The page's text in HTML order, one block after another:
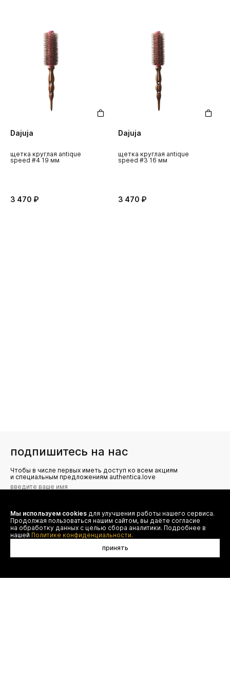
Dajuja
щетка круглая antique
speed #4 19 мм
3 470 ₽
Dajuja
щетка круглая antique
speed #3 16 мм
3 470 ₽
подпишитесь на нас
Чтобы в числе первых иметь доступ ко всем акциям
и специальным предложениям authentica.love
Я даю согласие на сбор, обработку и хранение моих
персональных данных (имя, email, телефон) для получения
рекламных и информационных рассылок от ООО 'БТ
Юнайтед', а также ознакомлен(а) с
Политикой конфиденциальности
Мы используем cookies для улучшения работы нашего сервиса.
Продолжая пользоваться нашим сайтом, вы даёте согласие
на обработку данных с целью сбора аналитики. Подробнее в
нашей Политике конфиденциальности.
принять